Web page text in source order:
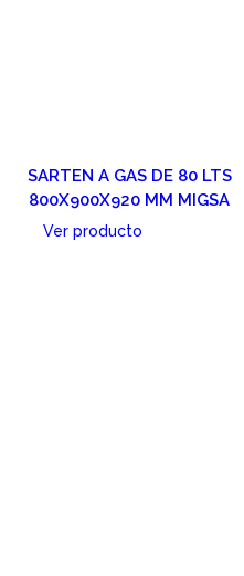
SARTEN A GAS DE 80 LTS
800X900X920 MM MIGSA
Ver producto